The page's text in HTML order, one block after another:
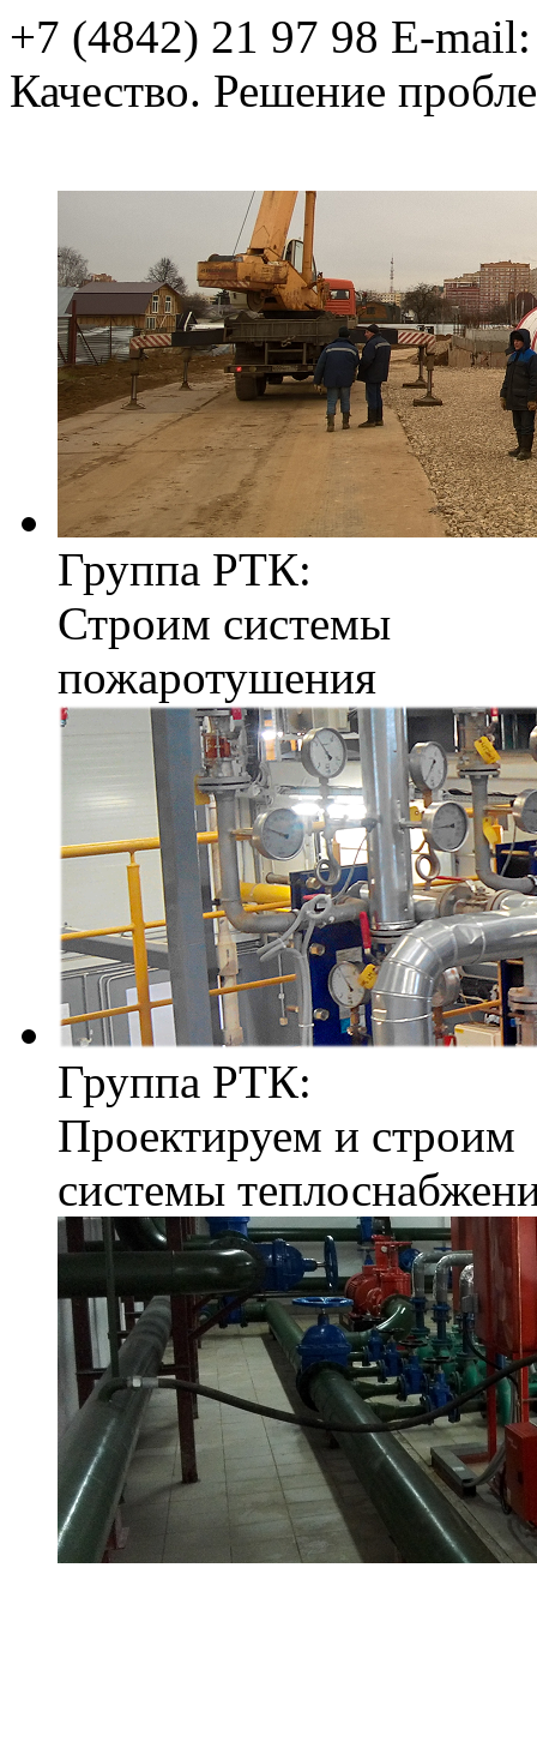
+7 (4842) 21 97 98 E-
Качество. Решение
Группа РТК:
Строим системы
пожаротушения
Группа РТК:
Проектируем и строим
системы